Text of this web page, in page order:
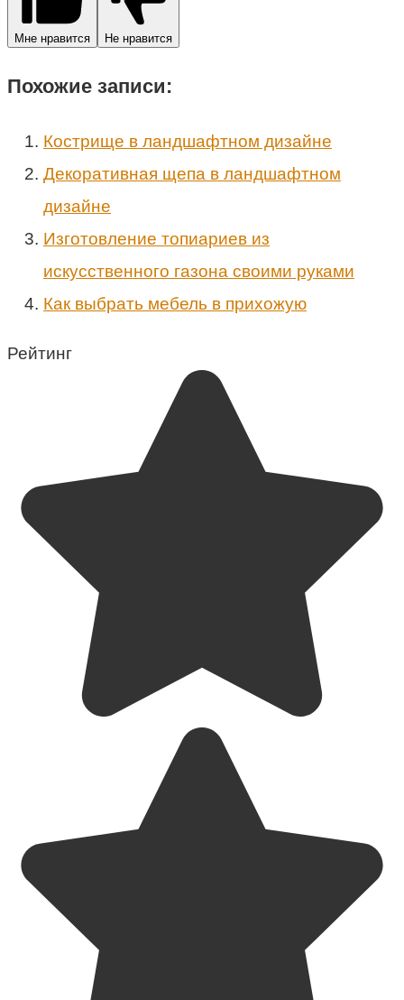
Мне нравится Не нравится
Похожие записи:
Кострище в ландшафтном дизайне
Декоративная щепа в ландшафтном
дизайне
Изготовление топиариев из
искусственного газона своими руками
Как выбрать мебель в прихожую
Рейтинг